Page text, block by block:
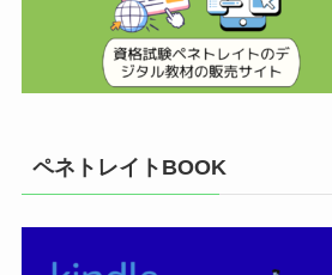
ペネトレイトBOOK